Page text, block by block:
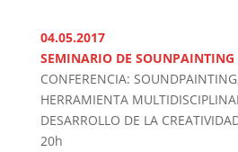
04.05.2017
SEMINARIO DE
CONFERENCIA:
HERRAMIENTA
DESARROLLO DE LA
20h